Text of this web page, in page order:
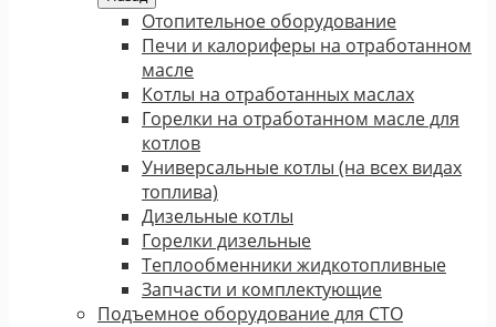
Отопительное оборудование
Печи и калориферы на отработанном
масле
Котлы на отработанных маслах
Горелки на отработанном масле для
котлов
Универсальные котлы (на всех видах
топлива)
Дизельные котлы
Горелки дизельные
Теплообменники жидкотопливные
Запчасти и комплектующие
Подъемное оборудование для СТО